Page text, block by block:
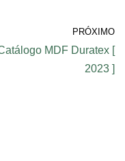
PRÓXIMO
MDF Duratex [
2023 ]